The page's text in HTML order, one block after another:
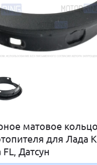
матовое кольцо
для Лада
FL, Датсун